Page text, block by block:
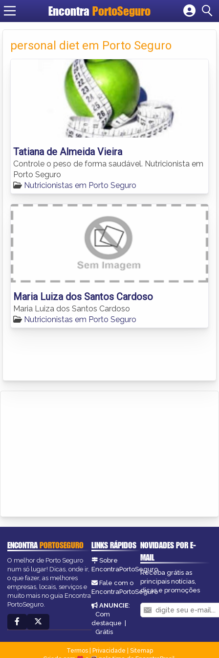
Encontra PortoSeguro
Cadastrar empresa
Criar conta
personal diet em Porto Seguro
Tatiana de Almeida Vieira
Controle o peso de forma saudável. Nutricionista em
Porto Seguro
Nutricionistas em Porto Seguro
Maria Luiza dos Santos Cardoso
Maria Luiza dos Santos Cardoso
Nutricionistas em Porto Seguro
ENCONTRAPORTOSEGURO
O melhor de Porto Seguro
num só lugar! Dicas, onde ir,
o que fazer, as melhores
empresas, locais, serviços e
muito mais no guia Encontra
PortoSeguro.
LINKS RÁPIDOS
Sobre
EncontraPortoSeguro
Fale com o
EncontraPortoSeguro
ANUNCIE:
Com
destaque |
Grátis
NOVIDADES POR E-
MAIL
Receba grátis as
principais notícias,
dicas e promoções
Termos| Privacidade
Sitemap